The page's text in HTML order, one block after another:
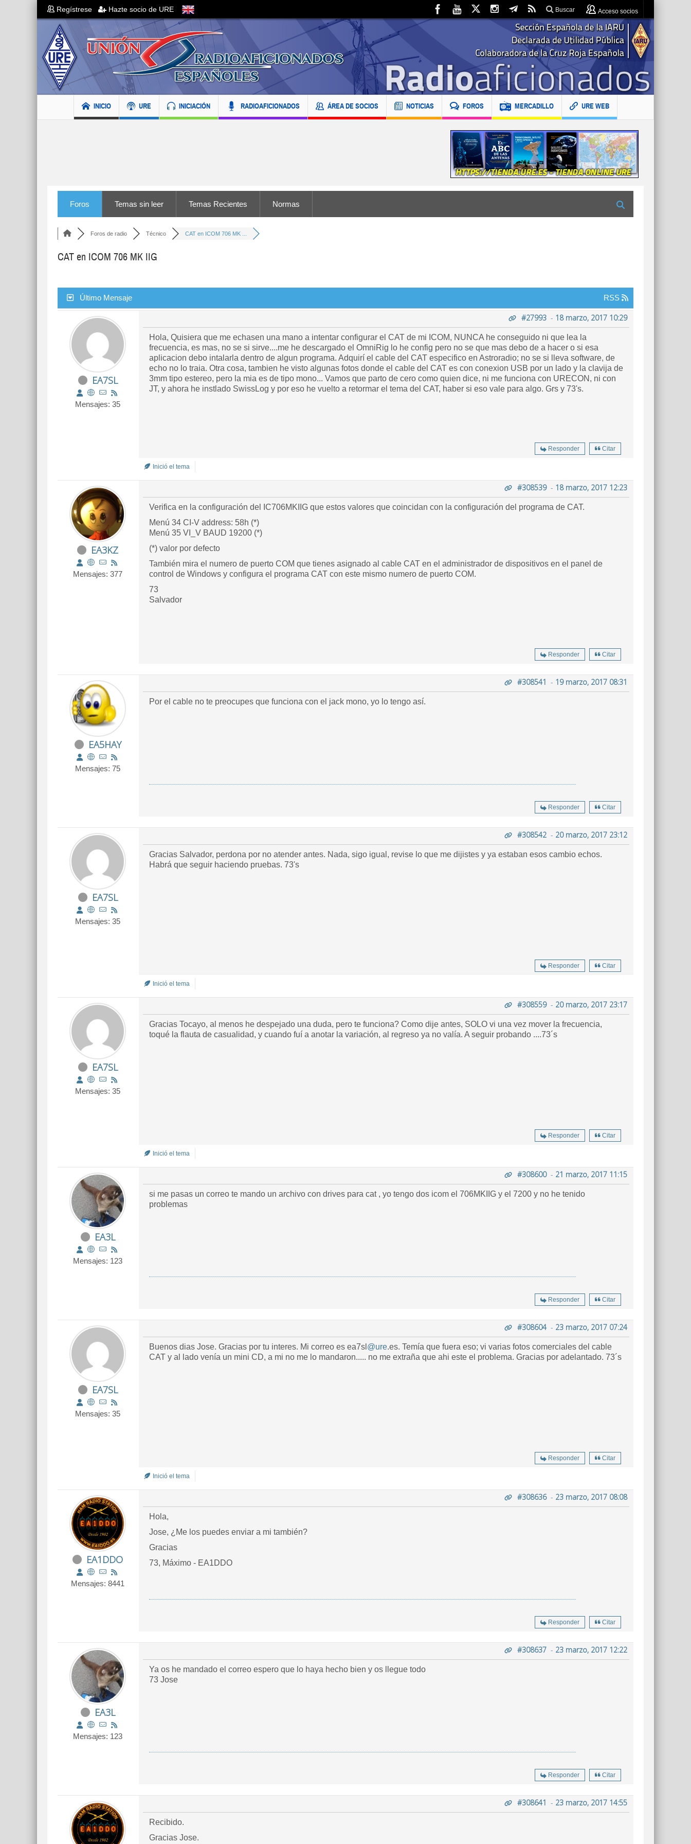
Regístrese Hazte socio de URE Buscar Acceso socios
INICIO URE INICIACIÓN RADIOAFICIONADOS ÁREA DE SOCIOS NOTICIAS FOROS MERCADILLO URE WEB
Foros Temas sin leer Temas Recientes Normas
Foros de radio Técnico CAT en ICOM 706 MK ...
CAT en ICOM 706 MK IIG
Último Mensaje RSS
EA7SL
Mensajes: 35
#27993 - 18 marzo, 2017 10:29
Hola, Quisiera que me echasen una mano a intentar configurar el CAT de mi ICOM, NUNCA he conseguido ni que lea la
frecuencia, es mas, no se si sirve....me he descargado el OmniRig lo he config pero no se que mas debo de a hacer o si esa
aplicacion debo intalarla dentro de algun programa. Adquirí el cable del CAT especifico en Astroradio; no se si lleva software, de
echo no lo traia. Otra cosa, tambien he visto algunas fotos donde el cable del CAT es con conexion USB por un lado y la clavija de
3mm tipo estereo, pero la mia es de tipo mono... Vamos que parto de cero como quien dice, ni me funciona con URECON, ni con
JT, y ahora he instlado SwissLog y por eso he vuelto a retormar el tema del CAT, haber si eso vale para algo. Grs y 73's.
Responder Citar
Inició el tema
EA3KZ
Mensajes: 377
#308539- 18 marzo, 2017 12:23
Verifica en la configuración del IC706MKIIG que estos valores que coincidan con la configuración del programa de CAT.
Menú 34 CI-V address: 58h (*)
Menú 35 VI_V BAUD 19200 (*)
(*) valor por defecto
También mira el numero de puerto COM que tienes asignado al cable CAT en el administrador de dispositivos en el panel de
control de Windows y configura el programa CAT con este mismo numero de puerto COM.
73
Salvador
Responder Citar
EA5HAY
Mensajes: 75
#308541 - 19 marzo, 2017 08:31
Por el cable no te preocupes que funciona con el jack mono, yo lo tengo así.
Responder Citar
EA7SL
Mensajes: 35
#308542 - 20 marzo, 2017 23:12
Gracias Salvador, perdona por no atender antes. Nada, sigo igual, revise lo que me dijistes y ya estaban esos cambio echos.
Habrá que seguir haciendo pruebas. 73's
Responder Citar
Inició el tema
EA7SL
Mensajes: 35
#308559- 20 marzo, 2017 23:17
Gracias Tocayo, al menos he despejado una duda, pero te funciona? Como dije antes, SOLO vi una vez mover la frecuencia,
toqué la flauta de casualidad, y cuando fuí a anotar la variación, al regreso ya no valía. A seguir probando ....73´s
Responder Citar
Inició el tema
EA3L
Mensajes: 123
#308600- 21 marzo, 2017 11:15
si me pasas un correo te mando un archivo con drives para cat , yo tengo dos icom el 706MKIIG y el 7200 y no he tenido
problemas
Responder Citar
EA7SL
Mensajes: 35
#308604- 23 marzo, 2017 07:24
Buenos dias Jose. Gracias por tu interes. Mi correo es ea7sl @ure.es. Temía que fuera eso; vi varias fotos comerciales del cable
CAT y al lado venía un mini CD, a mi no me lo mandaron..... no me extraña que ahi este el problema. Gracias por adelantado. 73´s
Responder Citar
Inició el tema
EA1DDO
Mensajes: 8441
#308636- 23 marzo, 2017 08:08
Hola,
Jose, ¿Me los puedes enviar a mi también?
Gracias
73, Máximo - EA1DDO
Responder Citar
EA3L
Mensajes: 123
#308637 - 23 marzo, 2017 12:22
Ya os he mandado el correo espero que lo haya hecho bien y os llegue todo
73 Jose
Responder Citar
#308641 - 23 marzo, 2017 14:55
Recibido.
Gracias Jose.